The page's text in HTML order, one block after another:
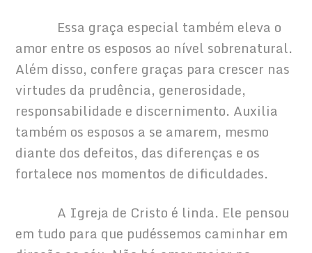
Essa graça especial também eleva o
amor entre os esposos ao nível sobrenatural.
Além disso, confere graças para crescer nas
virtudes da prudência, generosidade,
responsabilidade e discernimento. Auxilia
também os esposos a se amarem, mesmo
diante dos defeitos, das diferenças e os
fortalece nos momentos de dificuldades.
A Igreja de Cristo é linda. Ele pensou
em tudo para que pudéssemos caminhar em